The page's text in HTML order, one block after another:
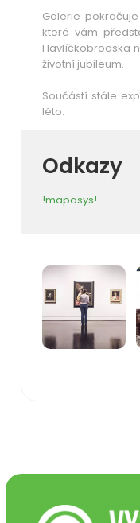
Galerie
které vám
Havlíčkobrodska
životní jubileum.
Součástí stále
léto.
Odkazy
!mapasys!